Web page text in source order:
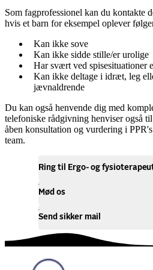
Som fagprofessionel kan du kontakte
hvis et barn for eksempel oplever
Kan ikke sove
Kan ikke sidde stille/er urolige
Har svært ved spisesituationer
Kan ikke deltage i idræt, leg
jævnaldrende
Du kan også henvende dig med
telefoniske rådgivning henviser også
åben konsultation og vurdering i
team.
Ring til Ergo- og
Mød os
Send sikker mail